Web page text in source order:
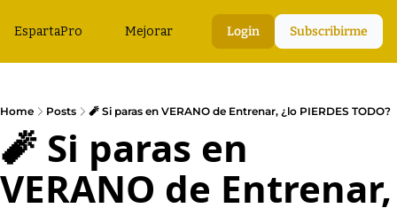
EspartaPro Mejorar Login Subscribirme
Home Posts 🧨 Si paras en VERANO de Entrenar, ¿lo PIERDES TODO?
🧨 Si paras en
VERANO de Entrenar,